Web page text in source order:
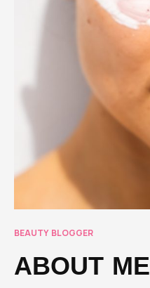
BEAUTY BLOGGER
ABOUT ME